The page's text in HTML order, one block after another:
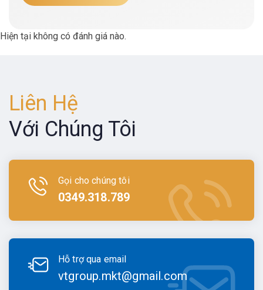
Hiện tại không có đánh giá nào.
Liên Hệ
Với Chúng Tôi
Gọi cho chúng tôi
0349.318.789
Hỗ trợ qua email
vtgroup.mkt@gmail.com